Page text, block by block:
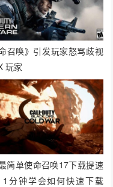
召唤》引发玩家怒骂歧视
玩家
简单使命召唤17下载提速
1分钟学会如何快速下载